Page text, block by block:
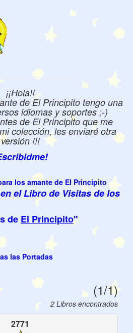
¡¡Hola!!
de El Principito tengo una
idiomas y soportes ;-)
de El Principito que me
colección, les enviaré otra
versión !!!
el Libro de Visitas de los
de El Principito"
las Portadas
(1/1)
2 Libros encontrados
2771